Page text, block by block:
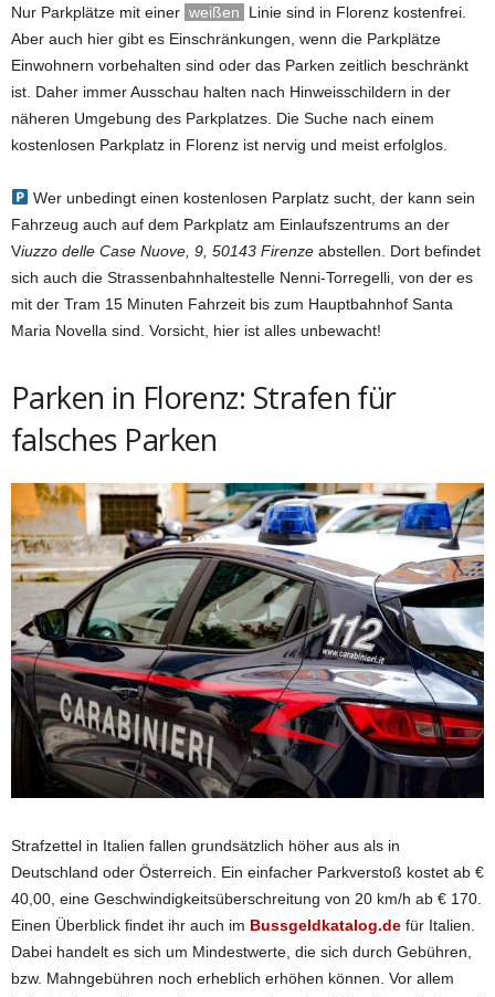
Nur Parkplätze mit einer weißen
Linie sind in Florenz kostenfrei.
Aber auch hier gibt es Einschränkungen, wenn die Parkplätze
Einwohnern vorbehalten sind oder das Parken zeitlich beschränkt
ist. Daher immer Ausschau halten nach Hinweisschildern in der
näheren Umgebung des Parkplatzes. Die Suche nach einem
kostenlosen Parkplatz in Florenz ist nervig und meist erfolglos.
Wer unbedingt einen kostenlosen Parplatz sucht, der kann sein
Fahrzeug auch auf dem Parkplatz am Einlaufszentrums an der
Viuzzo delle Case Nuove, 9, 50143 Firenze abstellen. Dort befindet
sich auch die Strassenbahnhaltestelle Nenni-Torregelli, von der es
mit der Tram 15 Minuten Fahrzeit bis zum Hauptbahnhof Santa
Maria Novella sind. Vorsicht, hier ist alles unbewacht!
Parken in Florenz: Strafen für
falsches Parken
Strafzettel in Italien fallen grundsätzlich höher aus als in
Deutschland oder Österreich. Ein einfacher Parkverstoß kostet ab €
40,00, eine Geschwindigkeitsüberschreitung von 20 km/h ab € 170.
Einen Überblick findet ihr auch im Bussgeldkatalog.de für Italien.
Dabei handelt es sich um Mindestwerte, die sich durch Gebühren,
bzw. Mahngebühren noch erheblich erhöhen können. Vor allem